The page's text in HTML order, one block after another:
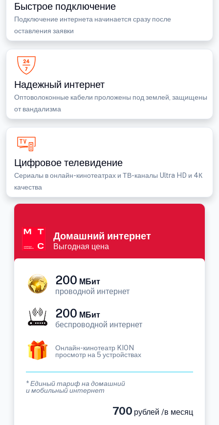
Быстрое подключение
Подключение интернета начинается сразу после
оставления заявки
Надежный интернет
Оптоволоконные кабели проложены под землей, защищены
от вандализма
Цифровое телевидение
Сериалы в онлайн-кинотеатрах и ТВ-каналы Ultra HD и 4К
качества
Домашний интернет
Выгодная цена
200 МБит
проводной интернет
200 МБит
беспроводной интернет
Онлайн-кинотеатр KION
просмотр на 5 устройствах
* Единый тариф на домашний
и мобильный интернет
700 рублей /в месяц